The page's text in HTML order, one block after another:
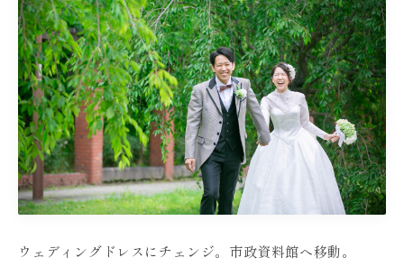
ウェディングドレスにチェンジ。市政資料館へ移動。